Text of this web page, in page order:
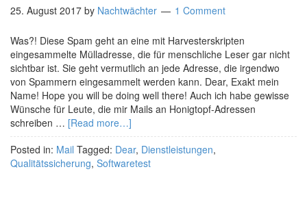
25. August 2017 by Nachtwächter 1 Comment
Was?! Diese Spam geht an eine mit Harvesterskripten
eingesammelte Mülladresse, die für menschliche Leser gar nicht
sichtbar ist. Sie geht vermutlich an jede Adresse, die irgendwo
von Spammern eingesammelt werden kann. Dear, Exakt mein
Name! Hope you will be doing well there! Auch ich habe gewisse
Wünsche für Leute, die mir Mails an Honigtopf-Adressen
schreiben … [Read more…]
Posted in: Mail Tagged: Dear, Dienstleistungen,
Qualitätssicherung, Softwaretest